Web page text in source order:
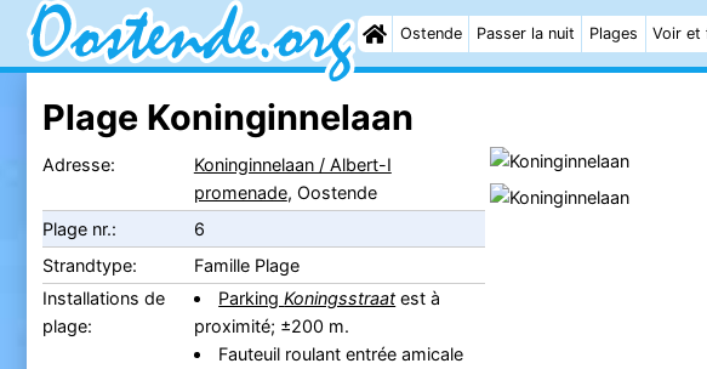
Ostende Passer la nuit Plages Voir et
Plage Koninginnelaan
Adresse:
Koninginnelaan / Albert-I
promenade, Oostende
Plage nr.:
6
Strandtype:
Famille Plage
Installations de
plage:
ParkingKoningsstraat est à
proximité; ±200 m.
Fauteuil roulant entrée amicale